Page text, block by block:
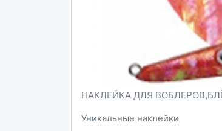
НАКЛЕЙКА ДЛЯ
Уникальные наклейки